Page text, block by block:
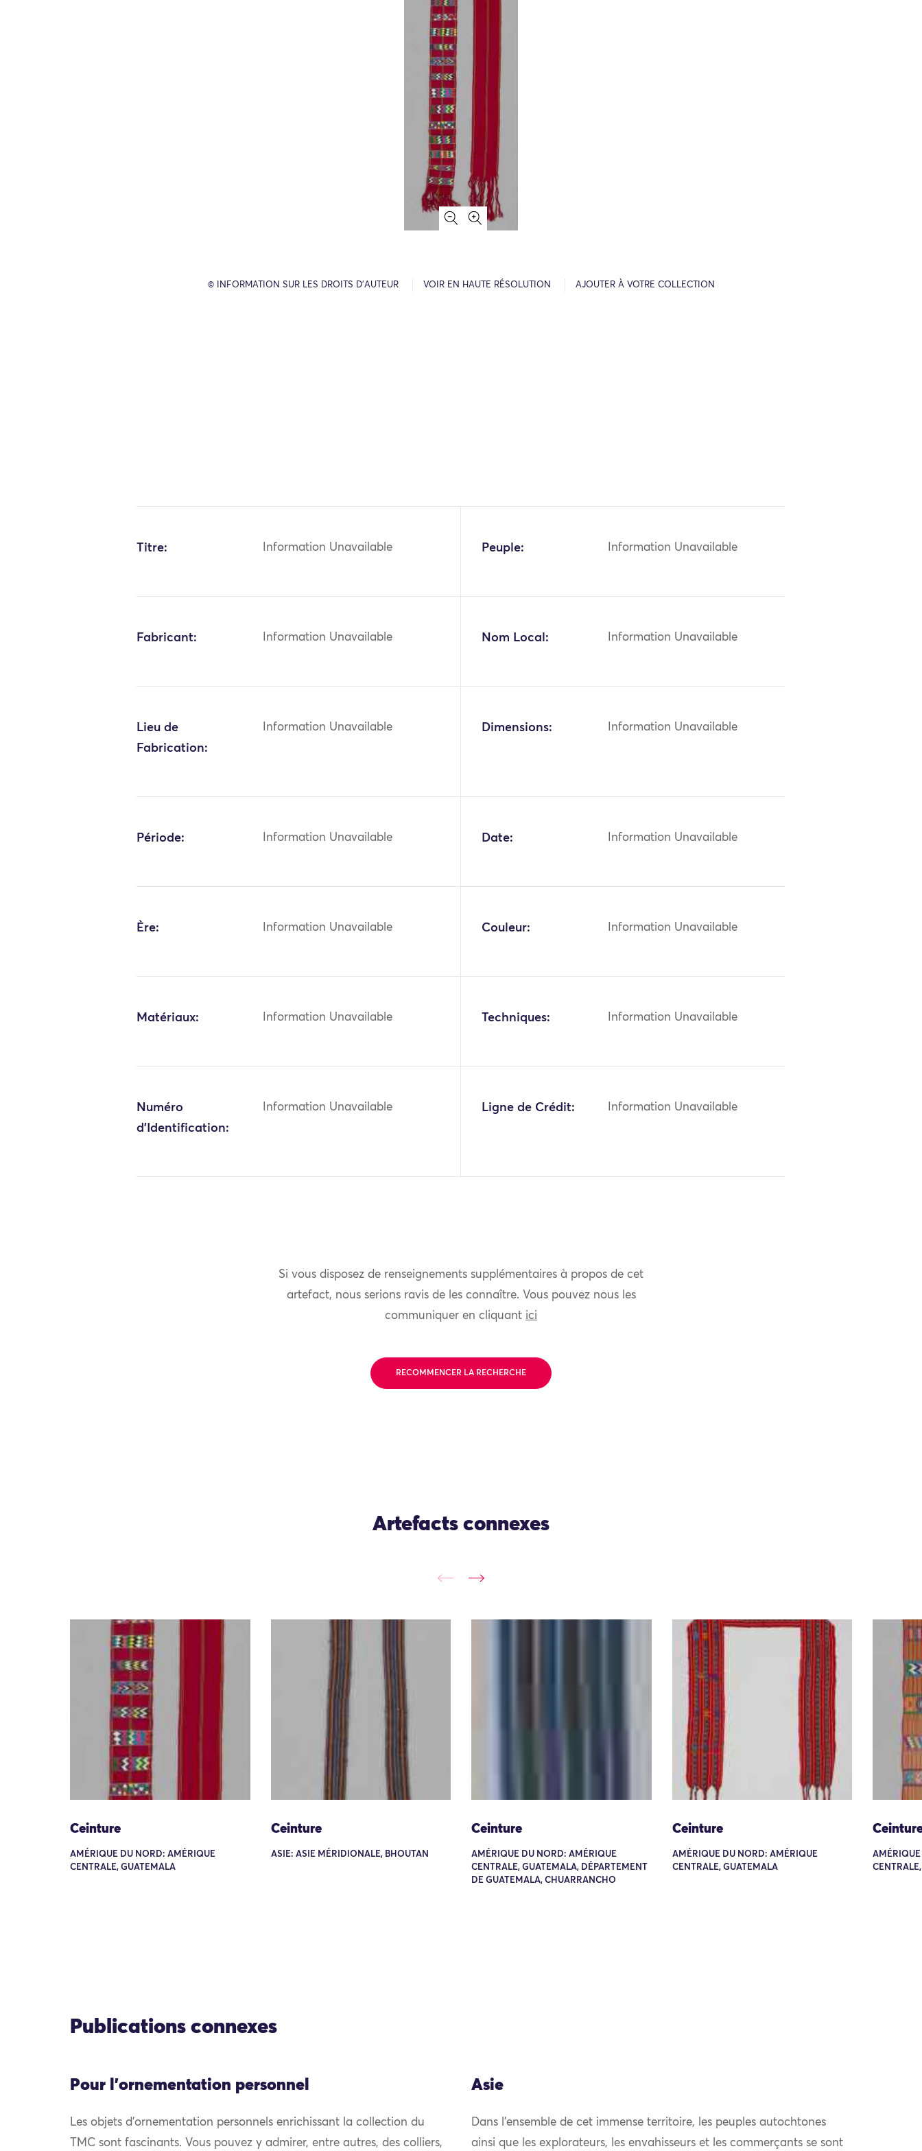
© INFORMATION SUR LES DROITS D’AUTEUR VOIR EN HAUTE RÉSOLUTION AJOUTER À VOTRE COLLECTION
Titre: Information Unavailable Peuple: Information Unavailable
Fabricant: Information Unavailable Nom Local: Information Unavailable
Lieu de
Fabrication:
Information Unavailable Dimensions: Information Unavailable
Période: Information Unavailable Date: Information Unavailable
Ère: Information Unavailable Couleur: Information Unavailable
Matériaux: Information Unavailable Techniques: Information Unavailable
Numéro
d'Identification:
Information Unavailable Ligne de Crédit: Information Unavailable
Si vous disposez de renseignements supplémentaires à propos de cet
artefact, nous serions ravis de les connaître. Vous pouvez nous les
communiquer en cliquant ici
RECOMMENCER LA RECHERCHE
Artefacts connexes
Ceinture
AMÉRIQUE DU NORD: AMÉRIQUE
CENTRALE, GUATEMALA
Ceinture
ASIE: ASIE MÉRIDIONALE, BHOUTAN
Ceinture
AMÉRIQUE DU NORD: AMÉRIQUE
CENTRALE, GUATEMALA, DÉPARTEMENT
DE GUATEMALA, CHUARRANCHO
Ceinture
AMÉRIQUE DU NORD: AMÉRIQUE
CENTRALE, GUATEMALA
Publications connexes
Pour l'ornementation personnel
Les objets d’ornementation personnels enrichissant la collection du
TMC sont fascinants. Vous pouvez y admirer, entre autres, des colliers,
Asie
Dans l’ensemble de cet immense territoire, les peuples autochtones
ainsi que les explorateurs, les envahisseurs et les commerçants se sont